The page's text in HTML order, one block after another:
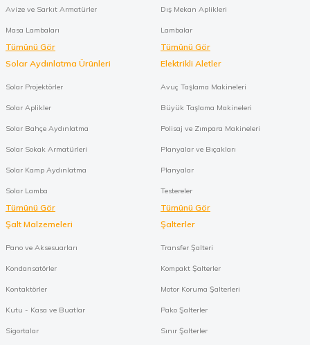
Avize ve Sarkıt Armatürler
Masa Lambaları
Tümünü Gör
Dış Mekan Aplikleri
Lambalar
Tümünü Gör
Solar Aydınlatma Ürünleri
Solar Projektörler
Solar Aplikler
Solar Bahçe Aydınlatma
Solar Sokak Armatürleri
Solar Kamp Aydınlatma
Solar Lamba
Tümünü Gör
Elektrikli Aletler
Avuç Taşlama Makineleri
Büyük Taşlama Makineleri
Polisaj ve Zımpara Makineleri
Planyalar ve Bıçakları
Planyalar
Testereler
Tümünü Gör
Şalt Malzemeleri
Pano ve Aksesuarları
Kondansatörler
Kontaktörler
Kutu - Kasa ve Buatlar
Sigortalar
Şalterler
Transfer Şalteri
Kompakt Şalterler
Motor Koruma Şalterleri
Pako Şalterler
Sınır Şalterler